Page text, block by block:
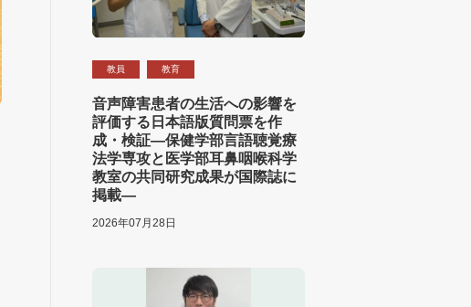
教員 教育
音声障害患者の生活への影響を
評価する日本語版質問票を作
成・検証―保健学部言語聴覚療
法学専攻と医学部耳鼻咽喉科学
教室の共同研究成果が国際誌に
掲載―
2026年07月28日